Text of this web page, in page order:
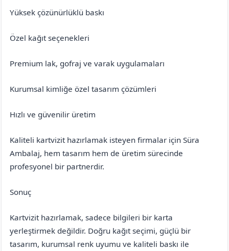
Yüksek çözünürlüklü baskı
Özel kağıt seçenekleri
Premium lak, gofraj ve varak uygulamaları
Kurumsal kimliğe özel tasarım çözümleri
Hızlı ve güvenilir üretim
Kaliteli kartvizit hazırlamak isteyen firmalar için Süra
Ambalaj, hem tasarım hem de üretim sürecinde
profesyonel bir partnerdir.
Sonuç
Kartvizit hazırlamak, sadece bilgileri bir karta
yerleştirmek değildir. Doğru kağıt seçimi, güçlü bir
tasarım, kurumsal renk uyumu ve kaliteli baskı ile